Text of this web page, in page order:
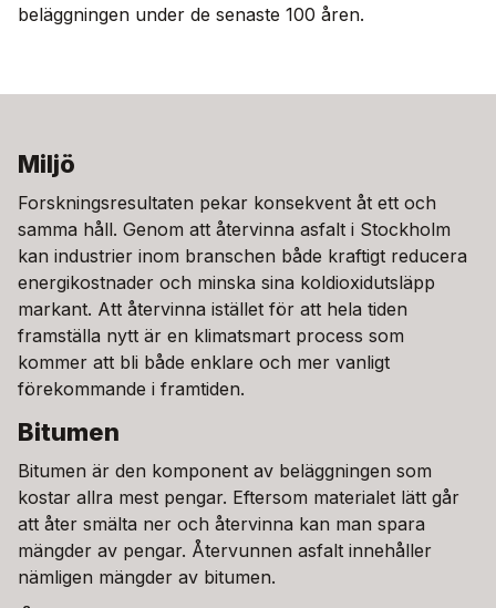
beläggningen under de senaste 100 åren.
Miljö
Forskningsresultaten pekar konsekvent åt ett och
samma håll. Genom att återvinna asfalt i Stockholm
kan industrier inom branschen både kraftigt reducera
energikostnader och minska sina koldioxidutsläpp
markant. Att återvinna istället för att hela tiden
framställa nytt är en klimatsmart process som
kommer att bli både enklare och mer vanligt
förekommande i framtiden.
Bitumen
Bitumen är den komponent av beläggningen som
kostar allra mest pengar. Eftersom materialet lätt går
att åter smälta ner och återvinna kan man spara
mängder av pengar. Återvunnen asfalt innehåller
nämligen mängder av bitumen.